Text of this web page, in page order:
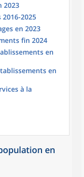
2023
2025
en 2023
fin 2024
en
en
à la
en